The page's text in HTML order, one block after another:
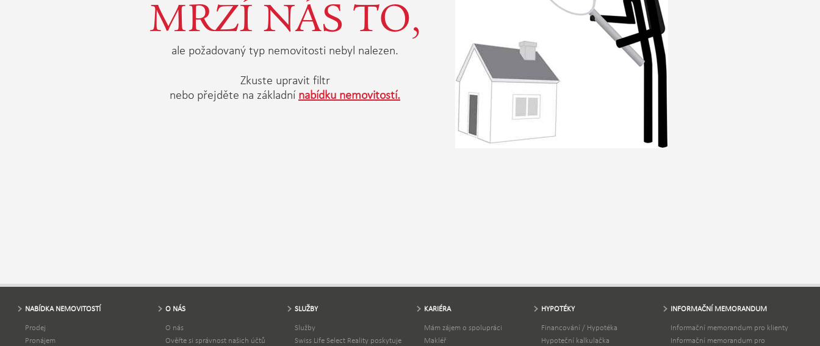
MRZÍ NÁS TO,
ale požadovaný typ nemovitosti nebyl nalezen.
Zkuste upravit filtr
nebo přejděte na základní nabídku nemovitostí.
NABÍDKA NEMOVITOSTÍ
Prodej
Pronájem
O NÁS
O nás
Ověřte si správnost našich účtů
SLUŽBY
Služby
Swiss Life Select Reality poskytuje
KARIÉRA
Mám zájem o spolupráci
Makléř
HYPOTÉKY
Financování / Hypotéka
Hypoteční kalkulačka
INFORMAČNÍ MEMORANDUM
Informační memorandum pro klienty
Informační memorandum pro